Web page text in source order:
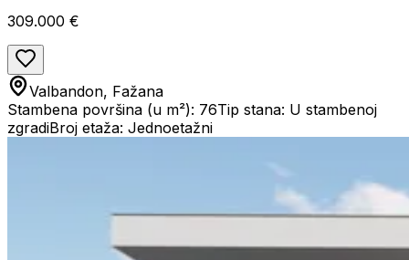
309.000 €
Valbandon, Fažana
Stambena površina (u m²): 76Tip stana: U stambenoj
zgradiBroj etaža: Jednoetažni